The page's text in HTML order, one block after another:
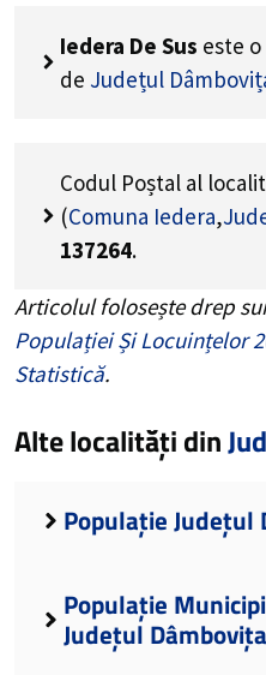
Iedera De Sus este
de Județul
Codul Poștal al
(Comuna Iedera,
137264.
Articolul folosește drep
Populației Și Locuințelor
Statistică.
Alte localități din
Populație Județul
Populație
Județul Dâmbovița